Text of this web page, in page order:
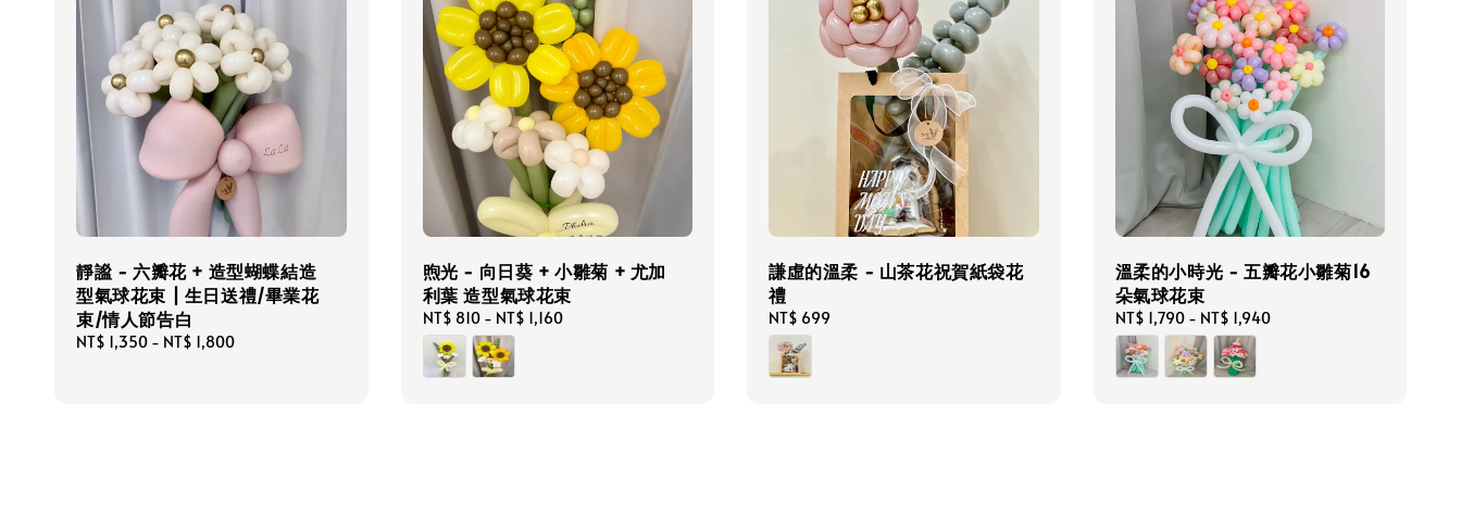
靜謐 - 六瓣花 + 造型蝴蝶結造
型氣球花束 | 生日送禮/畢業花
束/情人節告白
Regular
NT$ 1,350 - NT$ 1,800
煦光 - 向日葵 + 小雛菊 + 尤加
利葉 造型氣球花束
Regular
price
NT$ 810- NT$ 1,160
謙虛的溫柔 - 山茶花祝賀紙袋花
禮
Regular
price
NT$ 699
溫柔的小時光 - 五瓣花小雛菊16
朵氣球花束
Regular
price
NT$ 1,790- NT$ 1,940